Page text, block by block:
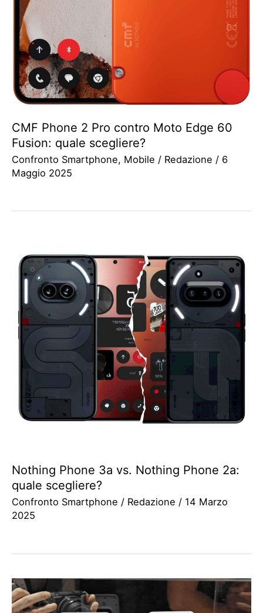
CMF Phone 2 Pro contro Moto Edge 60
Fusion: quale scegliere?
Confronto Smartphone, Mobile / Redazione / 6
Maggio 2025
Nothing Phone 3a vs. Nothing Phone 2a:
quale scegliere?
Confronto Smartphone / Redazione / 14 Marzo
2025